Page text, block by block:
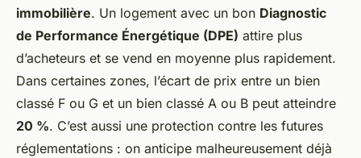
immobilière. Un logement avec un bon Diagnostic
de Performance Énergétique (DPE) attire plus
d’acheteurs et se vend en moyenne plus rapidement.
Dans certaines zones, l’écart de prix entre un bien
classé F ou G et un bien classé A ou B peut atteindre
20 %. C’est aussi une protection contre les futures
réglementations : on anticipe malheureusement déjà